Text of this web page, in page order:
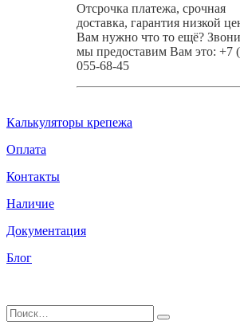
Отсрочка платежа, срочная
доставка, гарантия низкой
Вам нужно что то ещё?
мы предоставим Вам это: +7
055-68-45
Калькуляторы крепежа
Оплата
Контакты
Наличие
Документация
Блог